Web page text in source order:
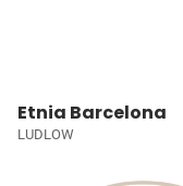
Etnia Barcelona
LUDLOW